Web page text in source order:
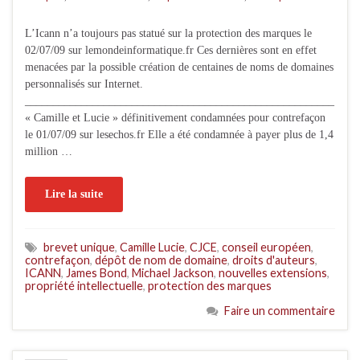
L’Icann n’a toujours pas statué sur la protection des marques le
02/07/09 sur lemondeinformatique.fr Ces dernières sont en effet
menacées par la possible création de centaines de noms de domaines
personnalisés sur Internet.
« Camille et Lucie » définitivement condamnées pour contrefaçon
le 01/07/09 sur lesechos.fr Elle a été condamnée à payer plus de 1,4
million …
Lire la suite
brevet unique, Camille Lucie, CJCE, conseil européen,
contrefaçon, dépôt de nom de domaine, droits d'auteurs,
ICANN, James Bond, Michael Jackson, nouvelles extensions,
propriété intellectuelle, protection des marques
Faire un commentaire